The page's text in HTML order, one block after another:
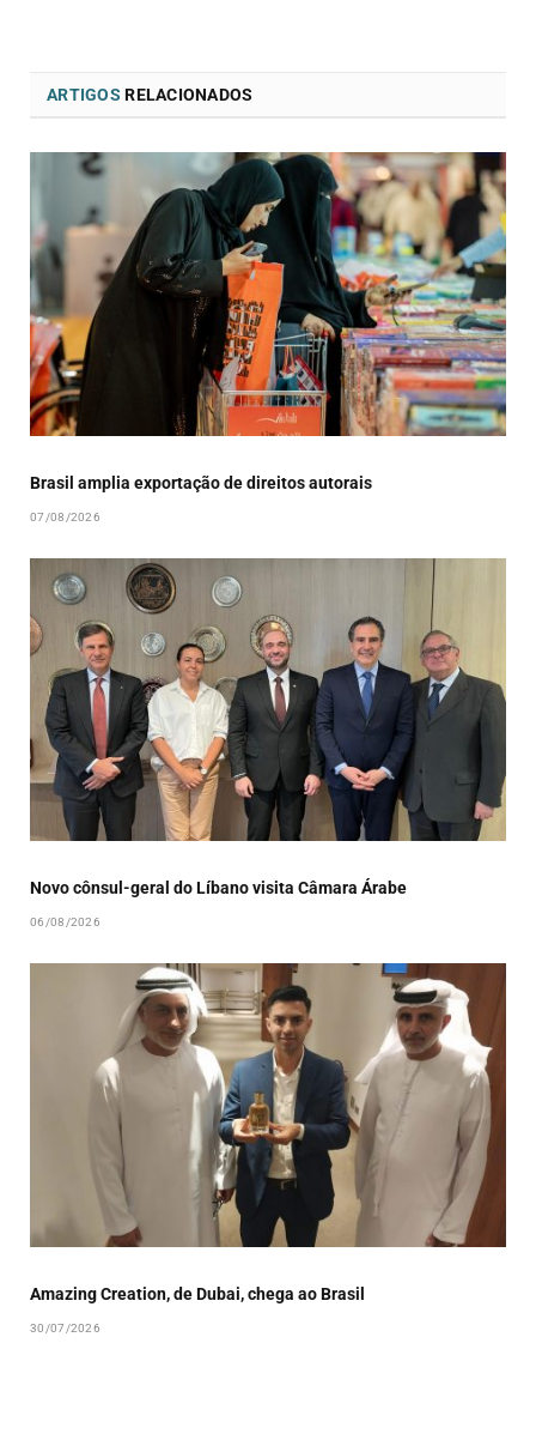
ARTIGOS RELACIONADOS
Brasil amplia exportação de direitos autorais
07/08/2026
Novo cônsul-geral do Líbano visita Câmara Árabe
06/08/2026
Amazing Creation, de Dubai, chega ao Brasil
30/07/2026